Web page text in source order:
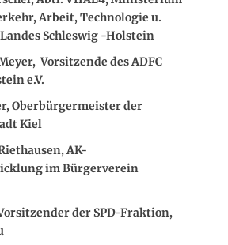
Arbeit, Technologie u.
Schleswig -Holstein
Vorsitzende des ADFC
e.V.
Oberbürgermeister der
Kiel
AK-
im Bürgerverein
der SPD-Fraktion,